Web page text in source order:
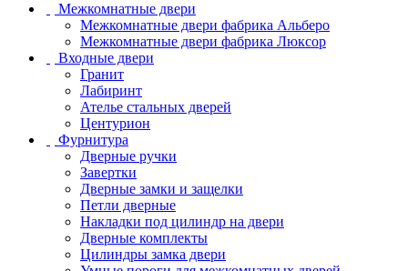
Межкомнатные двери
Межкомнатные двери фабрика Альберо
Межкомнатные двери фабрика Люксор
Входные двери
Гранит
Лабиринт
Ателье стальных дверей
Центурион
Фурнитура
Дверные ручки
Завертки
Дверные замки и защелки
Петли дверные
Накладки под цилиндр на двери
Дверные комплекты
Цилиндры замка двери